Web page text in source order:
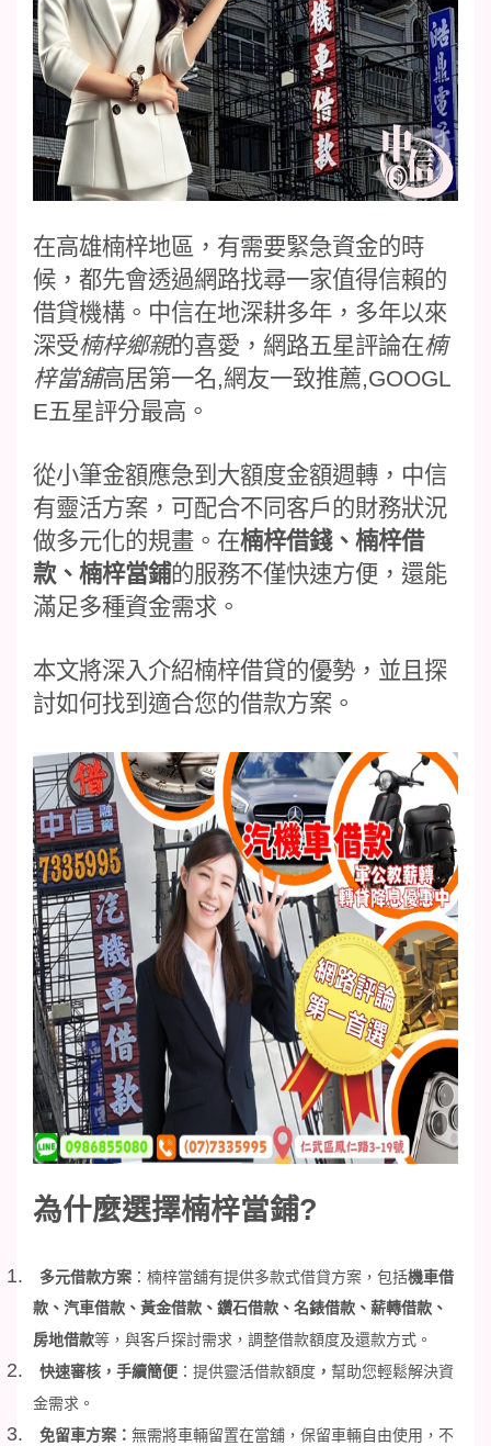
在高雄楠梓地區，有需要緊急資金的時
候，都先會透過網路找尋一家值得信賴的
借貸機構。中信在地深耕多年，多年以來
深受楠梓鄉親的喜愛，網路五星評論在楠
梓當舖高居第一名,網友一致推薦,GOOGL
E五星評分最高 。
從小筆金額應急到大額度金額週轉，中信
有靈活方案，可配合不同客戶的財務狀況
做多元化的規畫。在楠梓借錢、楠梓借
款、楠梓當鋪的服務不僅快速方便，還能
滿足多種資金需求 。
本文將深入介紹楠梓借貸的優勢，並且探
討如何找到適合您的借款方案。
為什麼選擇楠梓當鋪?
1. 多元借款方案 ：楠梓當舖有提供多款式借貸方案，包括機車借
款、汽車借款、黃金借款、鑽石借款、名錶借款、薪轉借款、
房地借款等，與客戶探討需求，調整借款額度及還款方式。
2. 快速審核，手續簡便 ：提供靈活借款額度 ， 幫助您輕鬆解決資
金需求。
3. 免留車方案： 無需將車輛留置在當舖，保留車輛自由使用，不